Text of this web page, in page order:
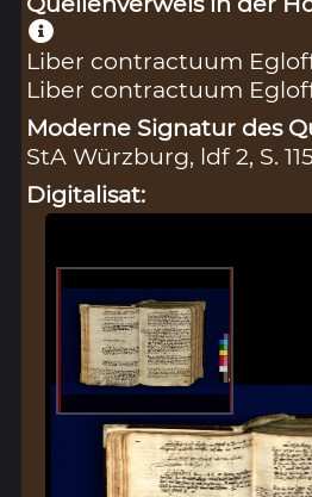
Liber contractuum
Liber contractuum
Moderne Signatur des
StA Würzburg, ldf 2, S.
Digitalisat: